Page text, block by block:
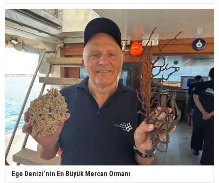
Ege Denizi’nin En Büyük Mercan Ormanı